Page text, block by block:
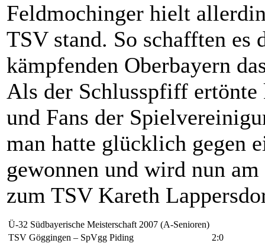
Feldmochinger hielt
TSV stand. So schafften
kämpfenden Oberbayern
Als der Schlusspfiff ertönte
und Fans der
man hatte glücklich gegen
gewonnen und wird nun
zum TSV Kareth
Ü-32 Südbayerische Meisterschaft 2007 (A-Senioren)
TSV Göggingen – SpVgg Piding
2:0